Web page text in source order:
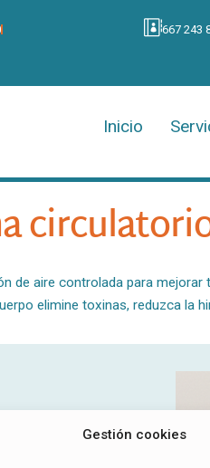
Gestión cookies
667 243
Inicio
de aire controlada para
elimine toxinas, reduzca la
a tratar. El equipo
el masaje